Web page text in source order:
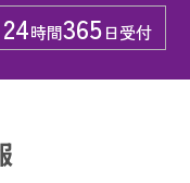
24時間365日受付